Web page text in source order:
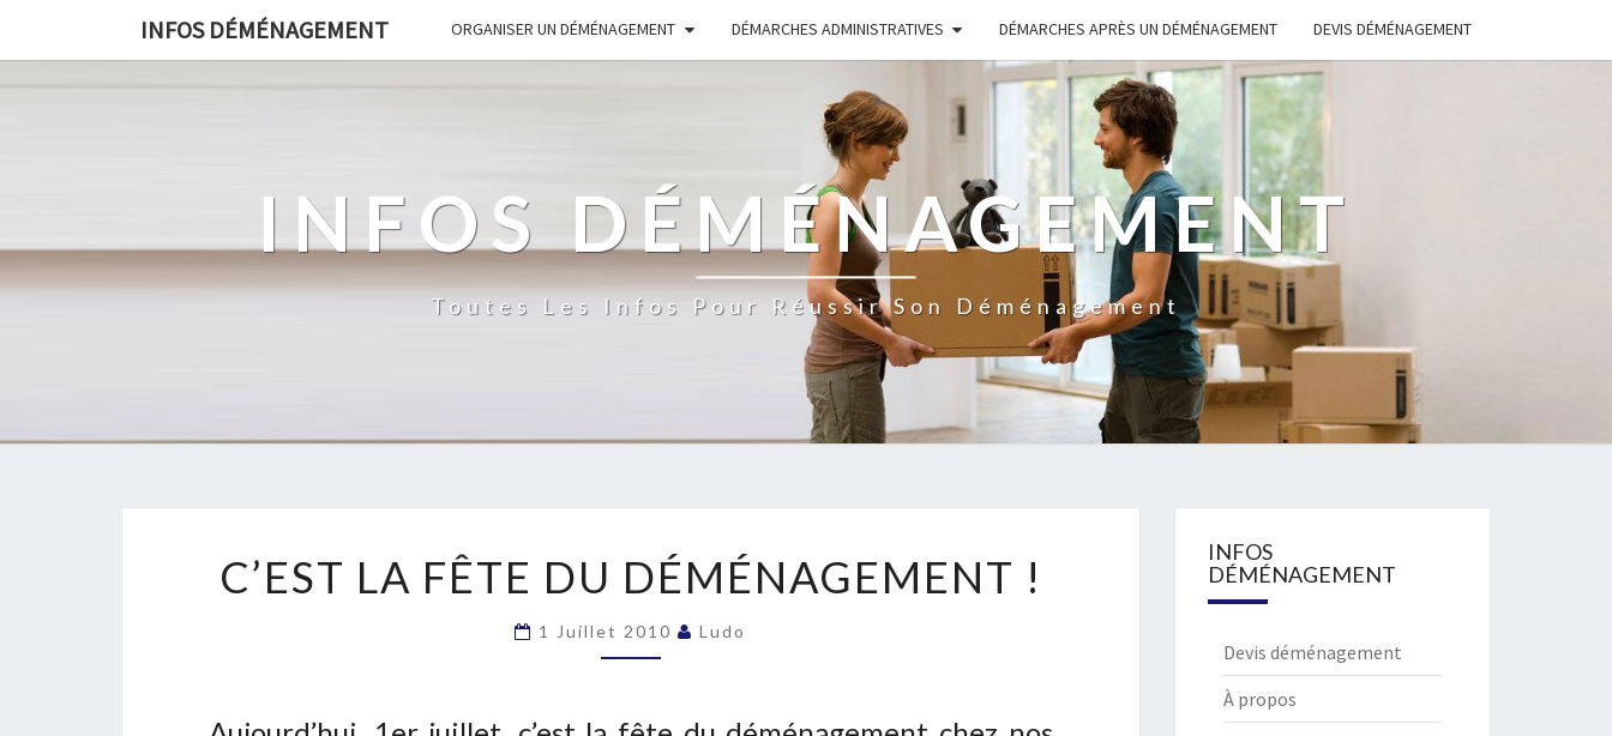
INFOS DÉMÉNAGEMENT ORGANISER UN DÉMÉNAGEMENT DÉMARCHES ADMINISTRATIVES DÉMARCHES APRÈS UN DÉMÉNAGEMENT DEVIS DÉMÉNAGEMENT
INFOS DÉMÉNAGEMENT
Toutes Les Infos Pour Réussir Son Déménagement
LA
DU
DÉMÉNAGEMENT
C’EST LA FÊTE DU DÉMÉNAGEMENT !
1 Juillet 2010 Ludo
INFOS
DÉMÉNAGEMENT
Devis déménagement
À propos